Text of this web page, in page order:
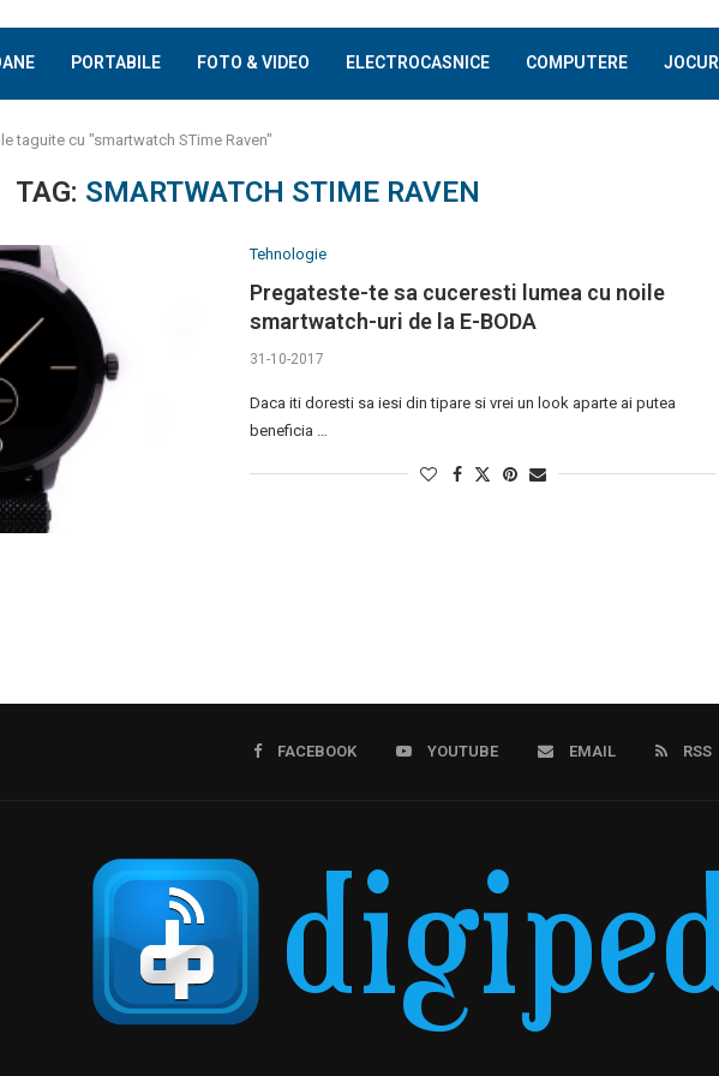
PORTABILE FOTO & VIDEO ELECTROCASNICE COMPUTERE JOCURI
taguite cu "smartwatch STime Raven"
TAG: SMARTWATCH STIME RAVEN
Tehnologie
Pregateste-te sa cuceresti lumea cu noile
smartwatch-uri de la E-BODA
31-10-2017
Daca iti doresti sa iesi din tipare si vrei un look aparte ai putea
beneficia …
FACEBOOK YOUTUBE EMAIL RSS